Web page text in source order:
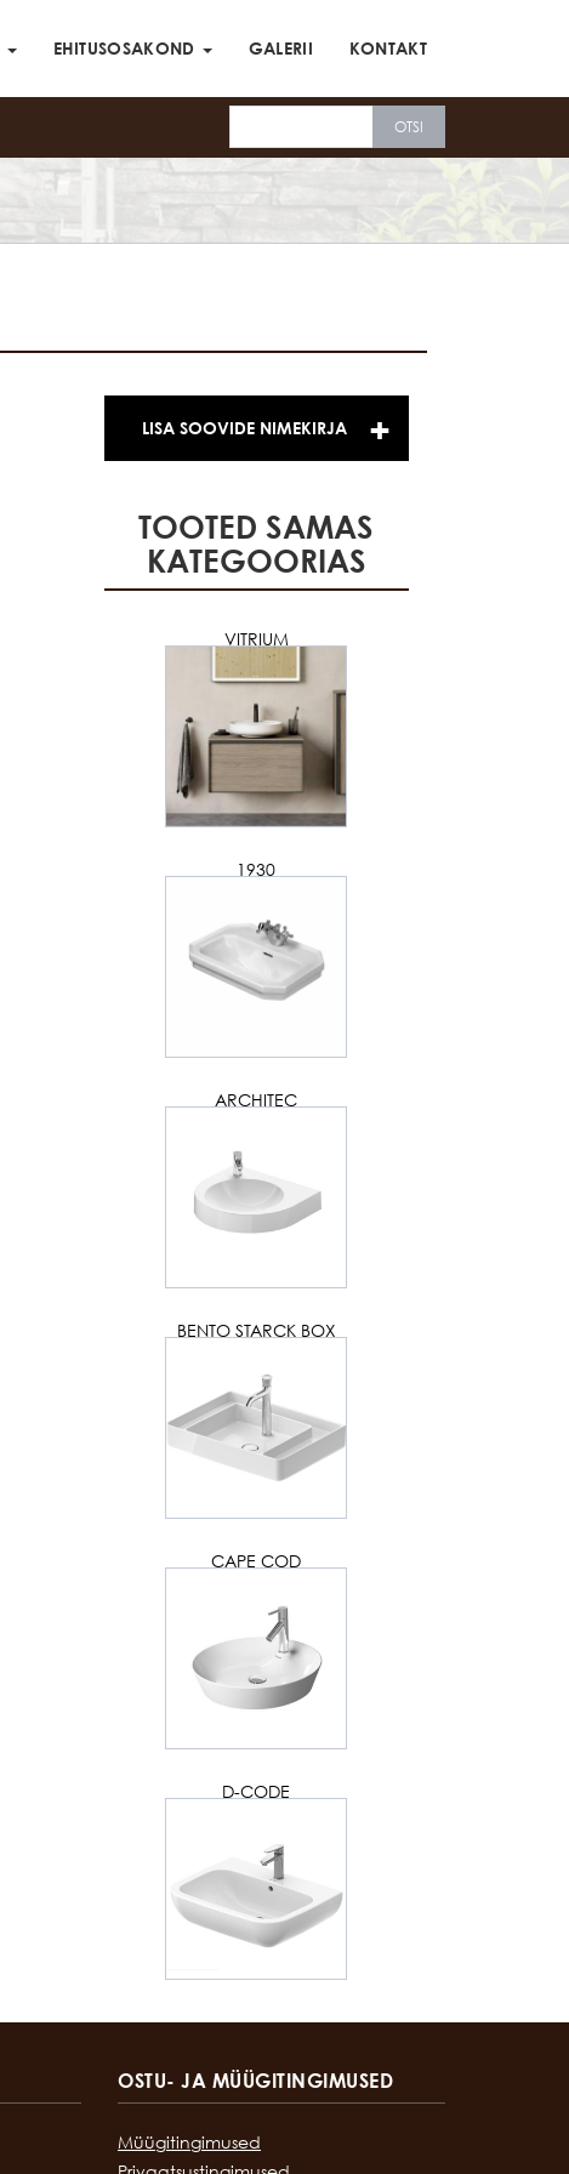
EHITUSOSAKOND GALERII KONTAKT
LISA SOOVIDE NIMEKIRJA
TOOTED SAMAS
KATEGOORIAS
VITRIUM
1930
ARCHITEC
BENTO STARCK BOX
CAPE COD
D-CODE
OSTU- JA MÜÜGITINGIMUSED
Müügitingimused